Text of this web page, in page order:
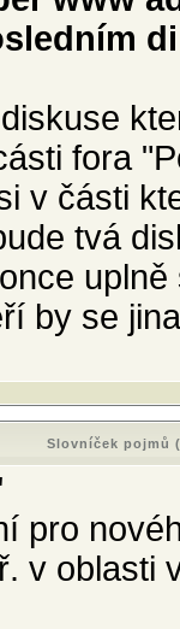
fora
v části
tvá
by se
Slovníček pojmů
pro
v oblasti